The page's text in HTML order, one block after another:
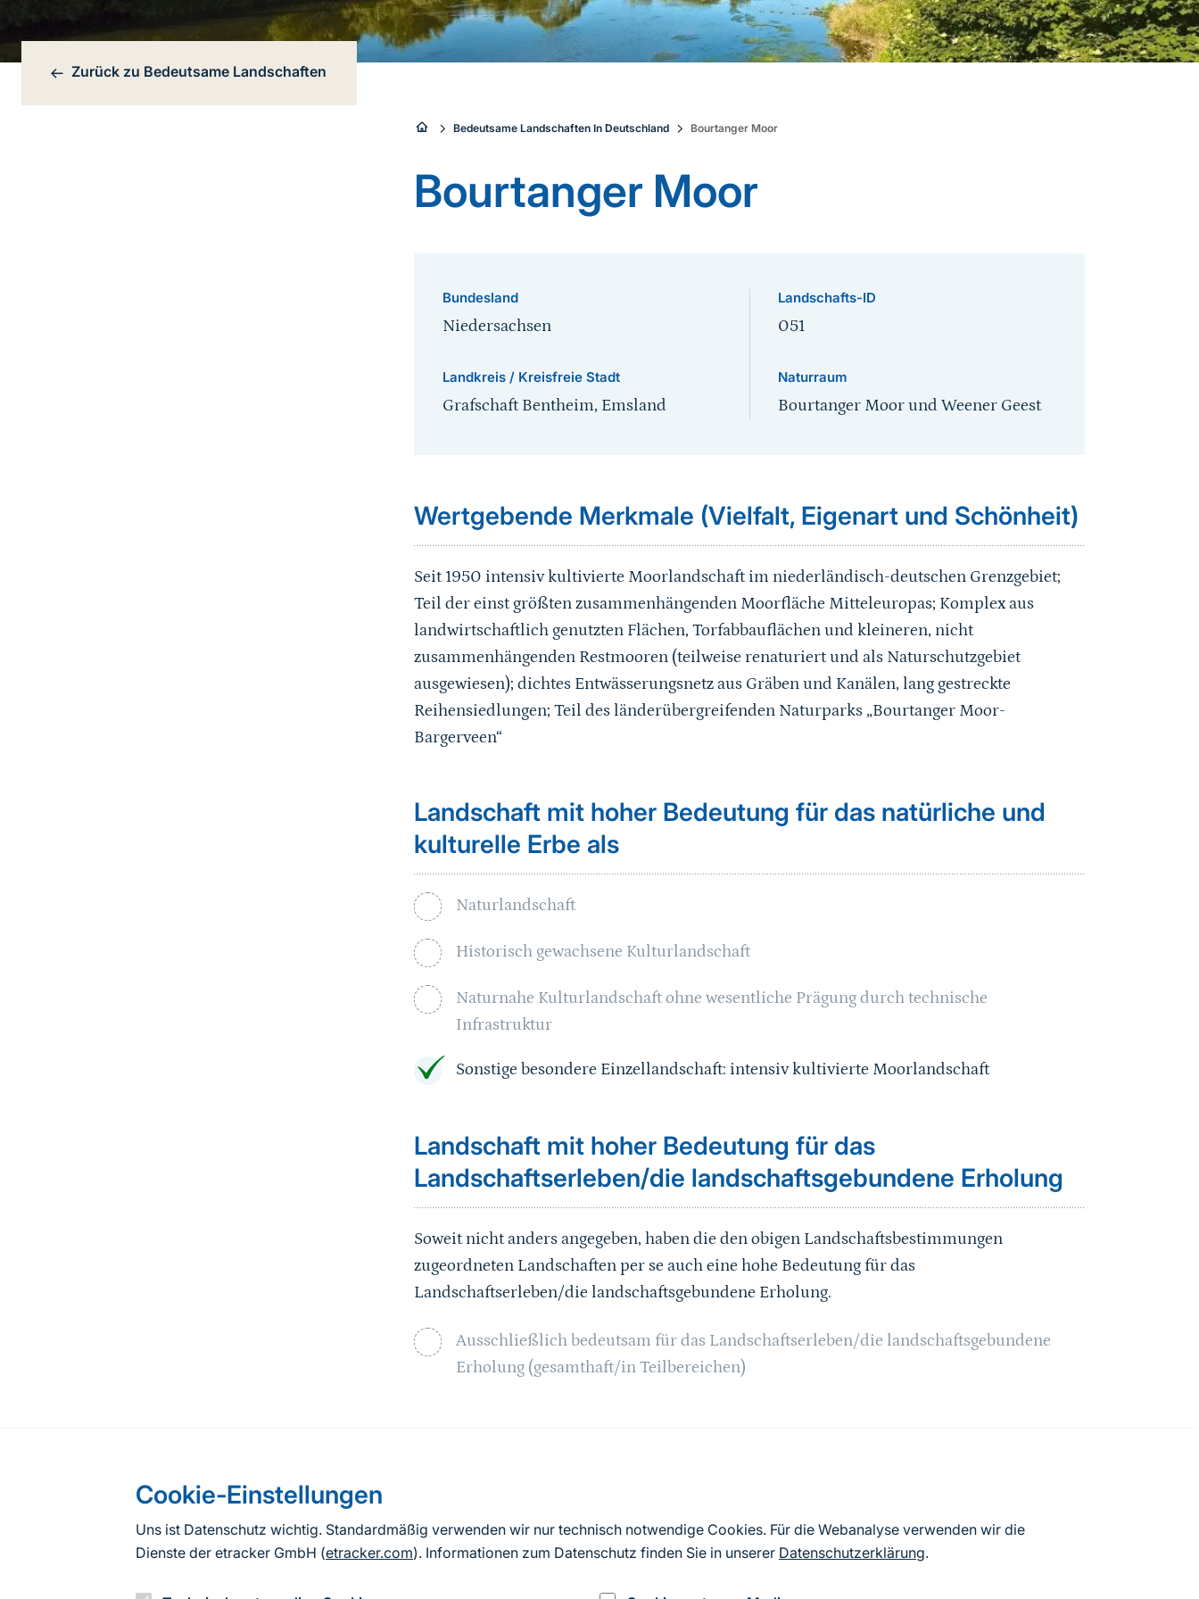
Cookie-Einstellungen
Uns ist Datenschutz wichtig. Standardmäßig verwenden wir nur technisch notwendige Cookies. Für die Webanalyse verwenden wir die
Dienste der etracker GmbH (etracker.com). Informationen zum Datenschutz finden Sie in unserer Datenschutzerklärung.
Bereichsnavigation
Zurück zu Bedeutsame Landschaften
Sie
sind
hier:
Bedeutsame Landschaften In Deutschland Bourtanger Moor
Bourtanger Moor
Bundesland
Niedersachsen
Landkreis / Kreisfreie Stadt
Grafschaft Bentheim, Emsland
Landschafts-ID
051
Naturraum
Bourtanger Moor und Weener Geest
Wertgebende Merkmale (Vielfalt, Eigenart und Schönheit)
Seit 1950 intensiv kultivierte Moorlandschaft im niederländisch-deutschen Grenzgebiet;
Teil der einst größten zusammenhängenden Moorfläche Mitteleuropas; Komplex aus
landwirtschaftlich genutzten Flächen, Torfabbauflächen und kleineren, nicht
zusammenhängenden Restmooren (teilweise renaturiert und als Naturschutzgebiet
ausgewiesen); dichtes Entwässerungsnetz aus Gräben und Kanälen, lang gestreckte
Reihensiedlungen; Teil des länderübergreifenden Naturparks „Bourtanger Moor-
Bargerveen“
Landschaft mit hoher Bedeutung für das natürliche und
kulturelle Erbe als
Naturlandschaft
Historisch gewachsene Kulturlandschaft
Naturnahe Kulturlandschaft ohne wesentliche Prägung durch technische
Infrastruktur
Sonstige besondere Einzellandschaft: intensiv kultivierte Moorlandschaft
Landschaft mit hoher Bedeutung für das
Landschaftserleben/die landschaftsgebundene Erholung
Soweit nicht anders angegeben, haben die den obigen Landschaftsbestimmungen
zugeordneten Landschaften per se auch eine hohe Bedeutung für das
Landschaftserleben/die landschaftsgebundene Erholung.
Ausschließlich bedeutsam für das Landschaftserleben/die landschaftsgebundene
Erholung (gesamthaft/in Teilbereichen)
Sprungmarke
Moores“ (Hochgürtel et al. 2017) unter Bezugnahme der Naturparkgrenze „Bourtanger
Moor-Bargerveen“ bzw. der Topographie (hier: „Süd-Nord-Kanal“),BAB 31